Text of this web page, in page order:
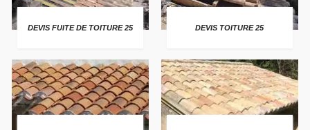
DEVIS FUITE DE TOITURE 25 DEVIS TOITURE 25